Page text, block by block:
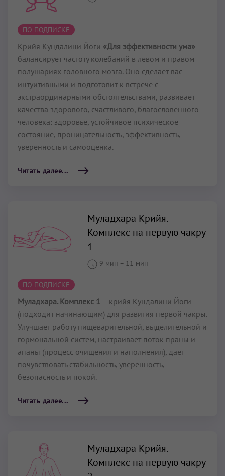
ПО ПОДПИСКЕ
Крийя Кундалини Йоги «Для эффективности ума»
балансирует частоту колебаний в левом и правом
полушариях головного мозга. Оно сделает вас
интуитивными и подготовит к встрече с
экстраординарными обстоятельствами, развивает
качества здорового, счастливого, благословенного
человека: здоровье, устойчивое психическое
состояние, проницательность, эффективность,
уверенность и самооценка.
Читать далее...
Муладхара Крийя.
Комплекс на первую чакру
1
9 мин – 11 мин
ПО ПОДПИСКЕ
Муладхара. Комплекс 1 – крийя Кундалини Йоги
(подходит начинающим) для развития первой чакры.
Улучшает работу пищеварительной, выделительной и
гормональной систем, настраивает поток праны и
апаны (процесс очищения и наполнения), дает
почувствовать стабильность, уверенность,
безопасность и покой.
Читать далее...
Муладхара Крийя.
Комплекс на первую чакру